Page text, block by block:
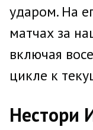
ударом. На
матчах за
включая
цикле к
Нестори